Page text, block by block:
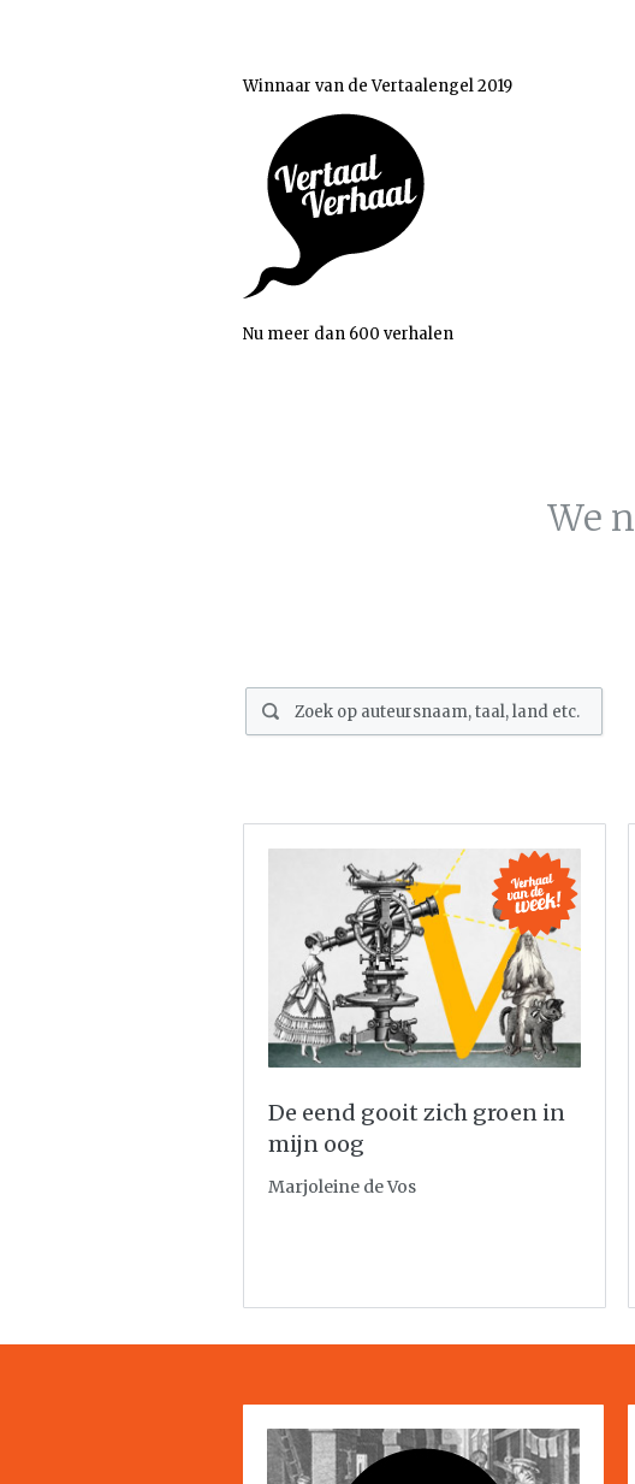
Winnaar van de Vertaalengel 2019
Nu meer dan 600 verhalen
We
De eend gooit zich groen in
mijn oog
Marjoleine de Vos